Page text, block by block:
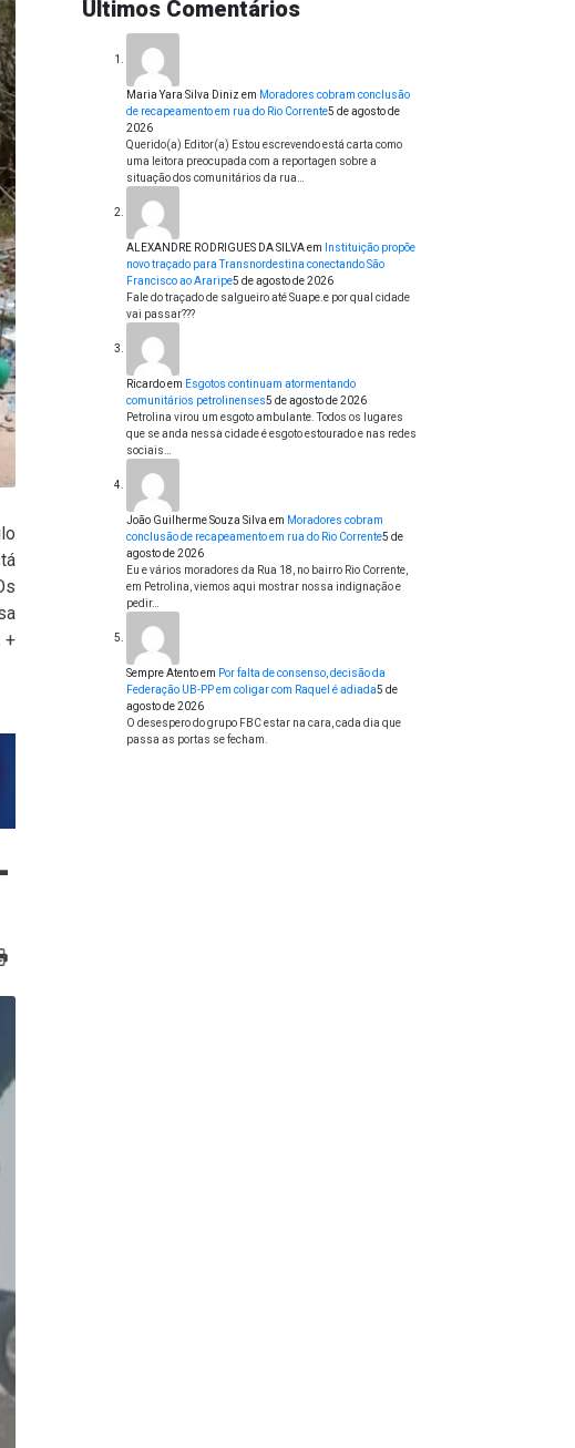
+
Últimos Comentários
Maria Yara Silva Dinizem Moradores cobram conclusão
de recapeamento em rua do Rio Corrente5 de agosto de
2026
Querido(a) Editor(a) Estou escrevendo está carta como
uma leitora preocupada com a reportagen sobre a
situação dos comunitários da rua…
ALEXANDRE RODRIGUES DA SILVAem
Instituição propõe
novo traçado para Transnordestina conectando São
Francisco ao Araripe5 de agosto de 2026
Fale do traçado de salgueiro até Suape.e por qual cidade
vai passar???
Ricardoem Esgotos continuam atormentando
comunitários petrolinenses5 de agosto de 2026
Petrolina virou um esgoto ambulante. Todos os lugares
que se anda nessa cidade é esgoto estourado e nas redes
sociais…
João Guilherme Souza Silva em Moradores cobram
conclusão de recapeamento em rua do Rio Corrente5 de
agosto de 2026
Eu e vários moradores da Rua 18, no bairro Rio Corrente,
em Petrolina, viemos aqui mostrar nossa indignação e
pedir…
Sempre Atentoem Por falta de consenso, decisão da
Federação UB-PP em coligar com Raquel é adiada5 de
agosto de 2026
O desespero do grupo FBC estar na cara, cada dia que
passa as portas se fecham.